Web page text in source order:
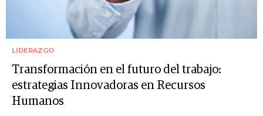
LIDERAZGO
Transformación en el futuro del trabajo:
estrategias Innovadoras en Recursos
Humanos